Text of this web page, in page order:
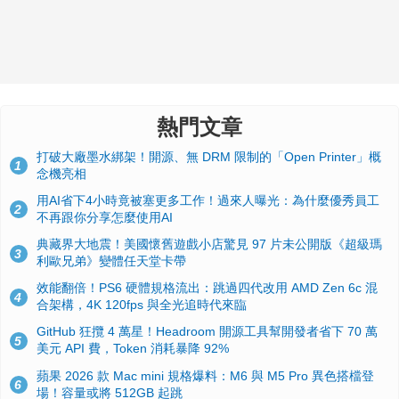
熱門文章
1
打破大廠墨水綁架！開源、無 DRM 限制的「Open Printer」概
念機亮相
2
用AI省下4小時竟被塞更多工作！過來人曝光：為什麼優秀員工
不再跟你分享怎麼使用AI
3
典藏界大地震！美國懷舊遊戲小店驚見 97 片未公開版《超級瑪
利歐兄弟》變體任天堂卡帶
4
效能翻倍！PS6 硬體規格流出：跳過四代改用 AMD Zen 6c 混
合架構，4K 120fps 與全光追時代來臨
5
GitHub 狂攬 4 萬星！Headroom 開源工具幫開發者省下 70 萬
美元 API 費，Token 消耗暴降 92%
6
蘋果 2026 款 Mac mini 規格爆料：M6 與 M5 Pro 異色搭檔登
場！容量或將 512GB 起跳